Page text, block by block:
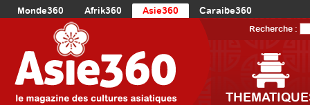
Monde360 Afrik360 Asie360
Caraibe360
Europe360
AmériqueDuNord360
Océanie360
Recherche :